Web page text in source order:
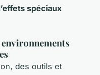
spéciaux
des outils et